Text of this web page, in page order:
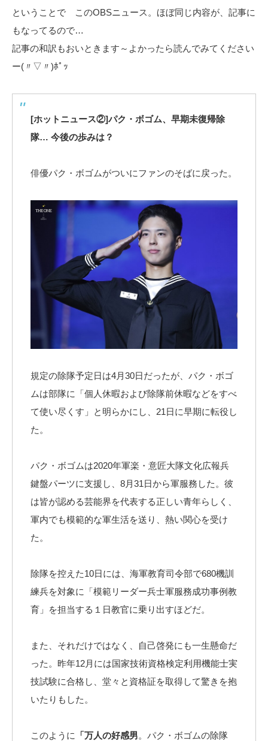
ということで このOBSニュース。ほぼ同じ内容が、記事に
もなってるので…
記事の和訳もおいときます～よかったら読んでみてください
ー(〃▽〃)ﾎﾟｯ
[ホットニュース②]パク・ボゴム、早期未復帰除
隊… 今後の歩みは？
俳優パク・ボゴムがついにファンのそばに戻った。
規定の除隊予定日は4月30日だったが、パク・ボゴ
ムは部隊に「個人休暇および除隊前休暇などをすべ
て使い尽くす」と明らかにし、21日に早期に転役し
た。
パク・ボゴムは2020年軍楽・意匠大隊文化広報兵
鍵盤パーツに支援し、8月31日から軍服務した。彼
は皆が認める芸能界を代表する正しい青年らしく、
軍内でも模範的な軍生活を送り、熱い関心を受け
た。
除隊を控えた10日には、海軍教育司令部で680機訓
練兵を対象に「模範リーダー兵士軍服務成功事例教
育」を担当する１日教官に乗り出すほどだ。
また、それだけではなく、自己啓発にも一生懸命だ
った。昨年12月には国家技術資格検定利用機能士実
技試験に合格し、堂々と資格証を取得して驚きを抱
いたりもした。
このように 「万人の好感男。パク・ボゴムの除隊